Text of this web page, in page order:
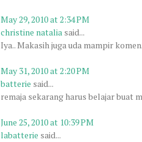
May 29, 2010 at 2:34 PM
christine natalia said...
Iya.. Makasih juga uda mampir
May 31, 2010 at 2:20 PM
batterie said...
remaja sekarang harus belajar buat
June 25, 2010 at 10:39 PM
labatterie said...